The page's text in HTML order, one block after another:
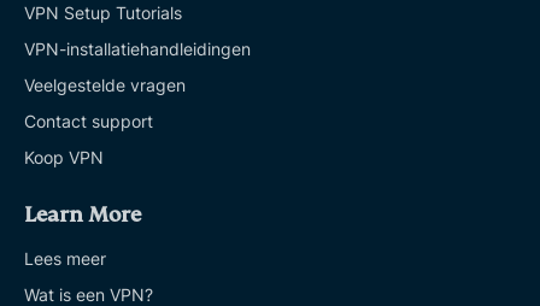
VPN Setup Tutorials
VPN-installatiehandleidingen
Veelgestelde vragen
Contact support
Koop VPN
Learn More
Lees meer
Wat is een VPN?